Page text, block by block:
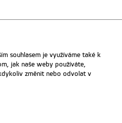
souhlasem je využíváme také k
jak naše weby používáte,
změnit nebo odvolat v